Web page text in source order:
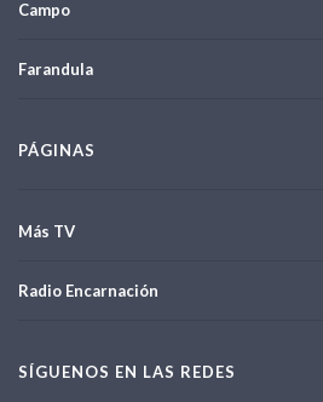
Campo
Farandula
PÁGINAS
Más TV
Radio Encarnación
SÍGUENOS EN LAS REDES